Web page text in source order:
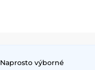
Naprosto výborné